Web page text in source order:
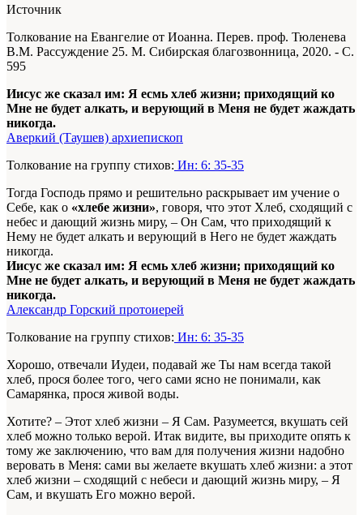
Источник
Толкование на Евангелие от Иоанна. Перев. проф. Тюленева
В.М. Рассуждение 25. М. Сибирская благозвонница, 2020. - С.
595
Иисус же сказал им: Я есмь хлеб жизни; приходящий ко
Мне не будет алкать, и верующий в Меня не будет жаждать
никогда.
Аверкий (Таушев) архиепископ
Толкование на группу стихов: Ин: 6: 35-35
Тогда Господь прямо и решительно раскрывает им учение о
Себе, как о «хлебе жизни», говоря, что этот Хлеб, сходящий с
небес и дающий жизнь миру, – Он Сам, что приходящий к
Нему не будет алкать и верующий в Него не будет жаждать
никогда.
Иисус же сказал им: Я есмь хлеб жизни; приходящий ко
Мне не будет алкать, и верующий в Меня не будет жаждать
никогда.
Александр Горский протоиерей
Толкование на группу стихов: Ин: 6: 35-35
Хорошо, отвечали Иудеи, подавай же Ты нам всегда такой
хлеб, прося более того, чего сами ясно не понимали, как
Самарянка, прося живой воды.
Хотите? – Этот хлеб жизни – Я Сам. Разумеется, вкушать сей
хлеб можно только верой. Итак видите, вы приходите опять к
тому же заключению, что вам для получения жизни надобно
веровать в Меня: сами вы желаете вкушать хлеб жизни: а этот
хлеб жизни – сходящий с небеси и дающий жизнь миру, – Я
Сам, и вкушать Его можно верой.